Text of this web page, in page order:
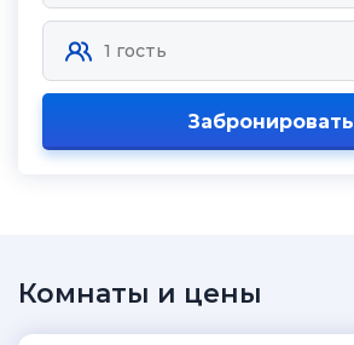
Забронировать
Комнаты и цены